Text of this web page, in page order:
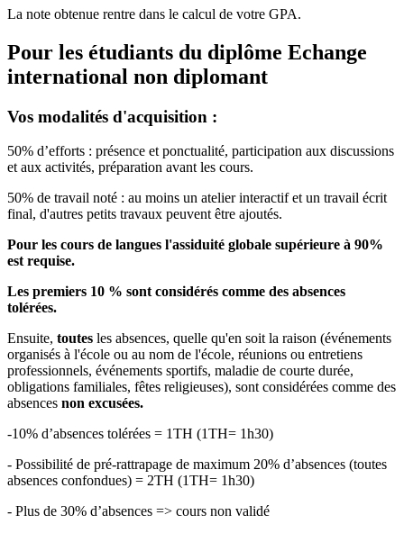
La note obtenue rentre dans le calcul de votre GPA.
Pour les étudiants du diplôme Echange
international non diplomant
Vos modalités d'acquisition :
50% d’efforts : présence et ponctualité, participation aux discussions
et aux activités, préparation avant les cours.
50% de travail noté : au moins un atelier interactif et un travail écrit
final, d'autres petits travaux peuvent être ajoutés.
Pour les cours de langues l'assiduité globale supérieure à 90%
est requise.
Les premiers 10 % sont considérés comme des absences
tolérées.
Ensuite, toutes les absences, quelle qu'en soit la raison (événements
organisés à l'école ou au nom de l'école, réunions ou entretiens
professionnels, événements sportifs, maladie de courte durée,
obligations familiales, fêtes religieuses), sont considérées comme des
absences non excusées.
-10% d’absences tolérées = 1TH (1TH= 1h30)
- Possibilité de pré-rattrapage de maximum 20% d’absences (toutes
absences confondues) = 2TH (1TH= 1h30)
- Plus de 30% d’absences => cours non validé